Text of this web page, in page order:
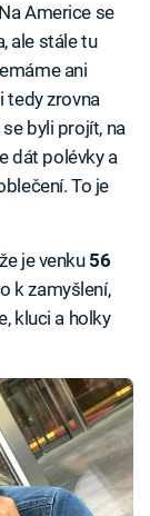
Americe se
ale stále tu
ani
tedy zrovna
byli projít, na
dát polévky a
To je
je venku 56
k zamyšlení,
kluci a holky